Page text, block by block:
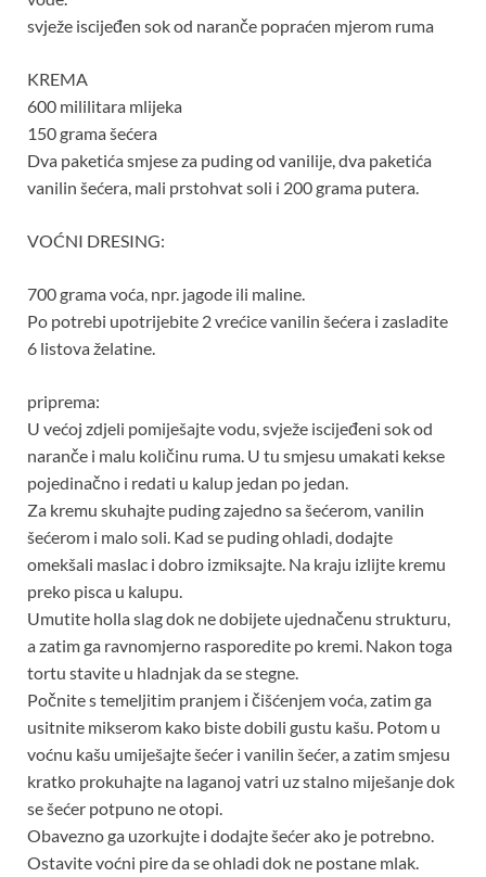
svježe iscijeđen sok od naranče popraćen mjerom ruma
KREMA
600 mililitara mlijeka
150 grama šećera
Dva paketića smjese za puding od vanilije, dva paketića
vanilin šećera, mali prstohvat soli i 200 grama putera.
VOĆNI DRESING:
700 grama voća, npr. jagode ili maline.
Po potrebi upotrijebite 2 vrećice vanilin šećera i zasladite
6 listova želatine.
priprema:
U većoj zdjeli pomiješajte vodu, svježe iscijeđeni sok od
naranče i malu količinu ruma. U tu smjesu umakati kekse
pojedinačno i redati u kalup jedan po jedan.
Za kremu skuhajte puding zajedno sa šećerom, vanilin
šećerom i malo soli. Kad se puding ohladi, dodajte
omekšali maslac i dobro izmiksajte. Na kraju izlijte kremu
preko pisca u kalupu.
Umutite holla slag dok ne dobijete ujednačenu strukturu,
a zatim ga ravnomjerno rasporedite po kremi. Nakon toga
tortu stavite u hladnjak da se stegne.
Počnite s temeljitim pranjem i čišćenjem voća, zatim ga
usitnite mikserom kako biste dobili gustu kašu. Potom u
voćnu kašu umiješajte šećer i vanilin šećer, a zatim smjesu
kratko prokuhajte na laganoj vatri uz stalno miješanje dok
se šećer potpuno ne otopi.
Obavezno ga uzorkujte i dodajte šećer ako je potrebno.
Ostavite voćni pire da se ohladi dok ne postane mlak.